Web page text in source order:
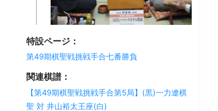
特設ページ：
第49期棋聖戦挑戦手合七番勝負
関連棋譜：
【第49期棋聖戦挑戦手合第5局】(黒)一力遼棋
聖 対 井山裕太王座(白)